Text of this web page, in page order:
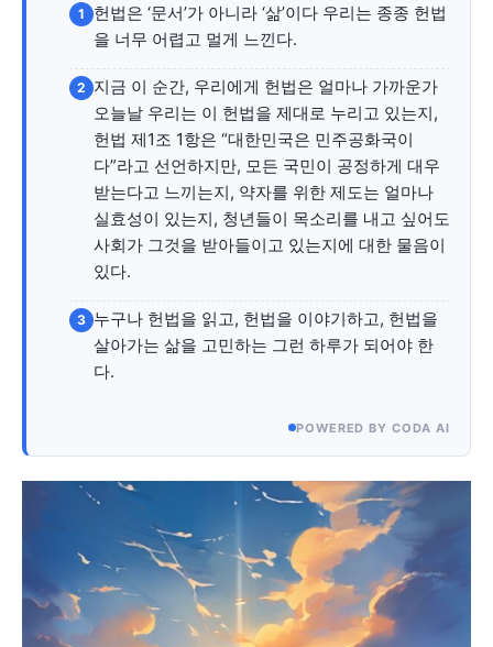
서비스 & 앱
수완뉴스 추천 서비스
스토어 수완 키즈 청년공감 청라온
멤버십 소개 이니셔티브
커리어
기자단 참여
보도자료 작성 서비스
스위프트 하이브
라라프레스
오픈미트
서비스 & 앱
수완뉴스 추천 서비스
스토어 수완 키즈 청년공감 청라온
멤버십 소개 이니셔티브
커리어
기자단 참여
보도자료 작성 서비스
스위프트 하이브
라라프레스
오픈미트
어제의 지혜와 내일의 가능성이 만나는 창(窓)
1
헌법은 ‘문서’가 아니라 ‘삶’이다 우리는 종종 헌법
을 너무 어렵고 멀게 느낀다.
2 지금 이 순간, 우리에게 헌법은 얼마나 가까운가
오늘날 우리는 이 헌법을 제대로 누리고 있는지,
헌법 제1조 1항은 “대한민국은 민주공화국이
다”라고 선언하지만, 모든 국민이 공정하게 대우
받는다고 느끼는지, 약자를 위한 제도는 얼마나
실효성이 있는지, 청년들이 목소리를 내고 싶어도
사회가 그것을 받아들이고 있는지에 대한 물음이
있다.
3 누구나 헌법을 읽고, 헌법을 이야기하고, 헌법을
살아가는 삶을 고민하는 그런 하루가 되어야 한
다.
POWERED BY CODA AI